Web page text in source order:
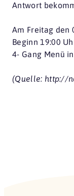
Antwort
Am Freitag den
Beginn 19:00
4- Gang Menü
(Quelle: http://